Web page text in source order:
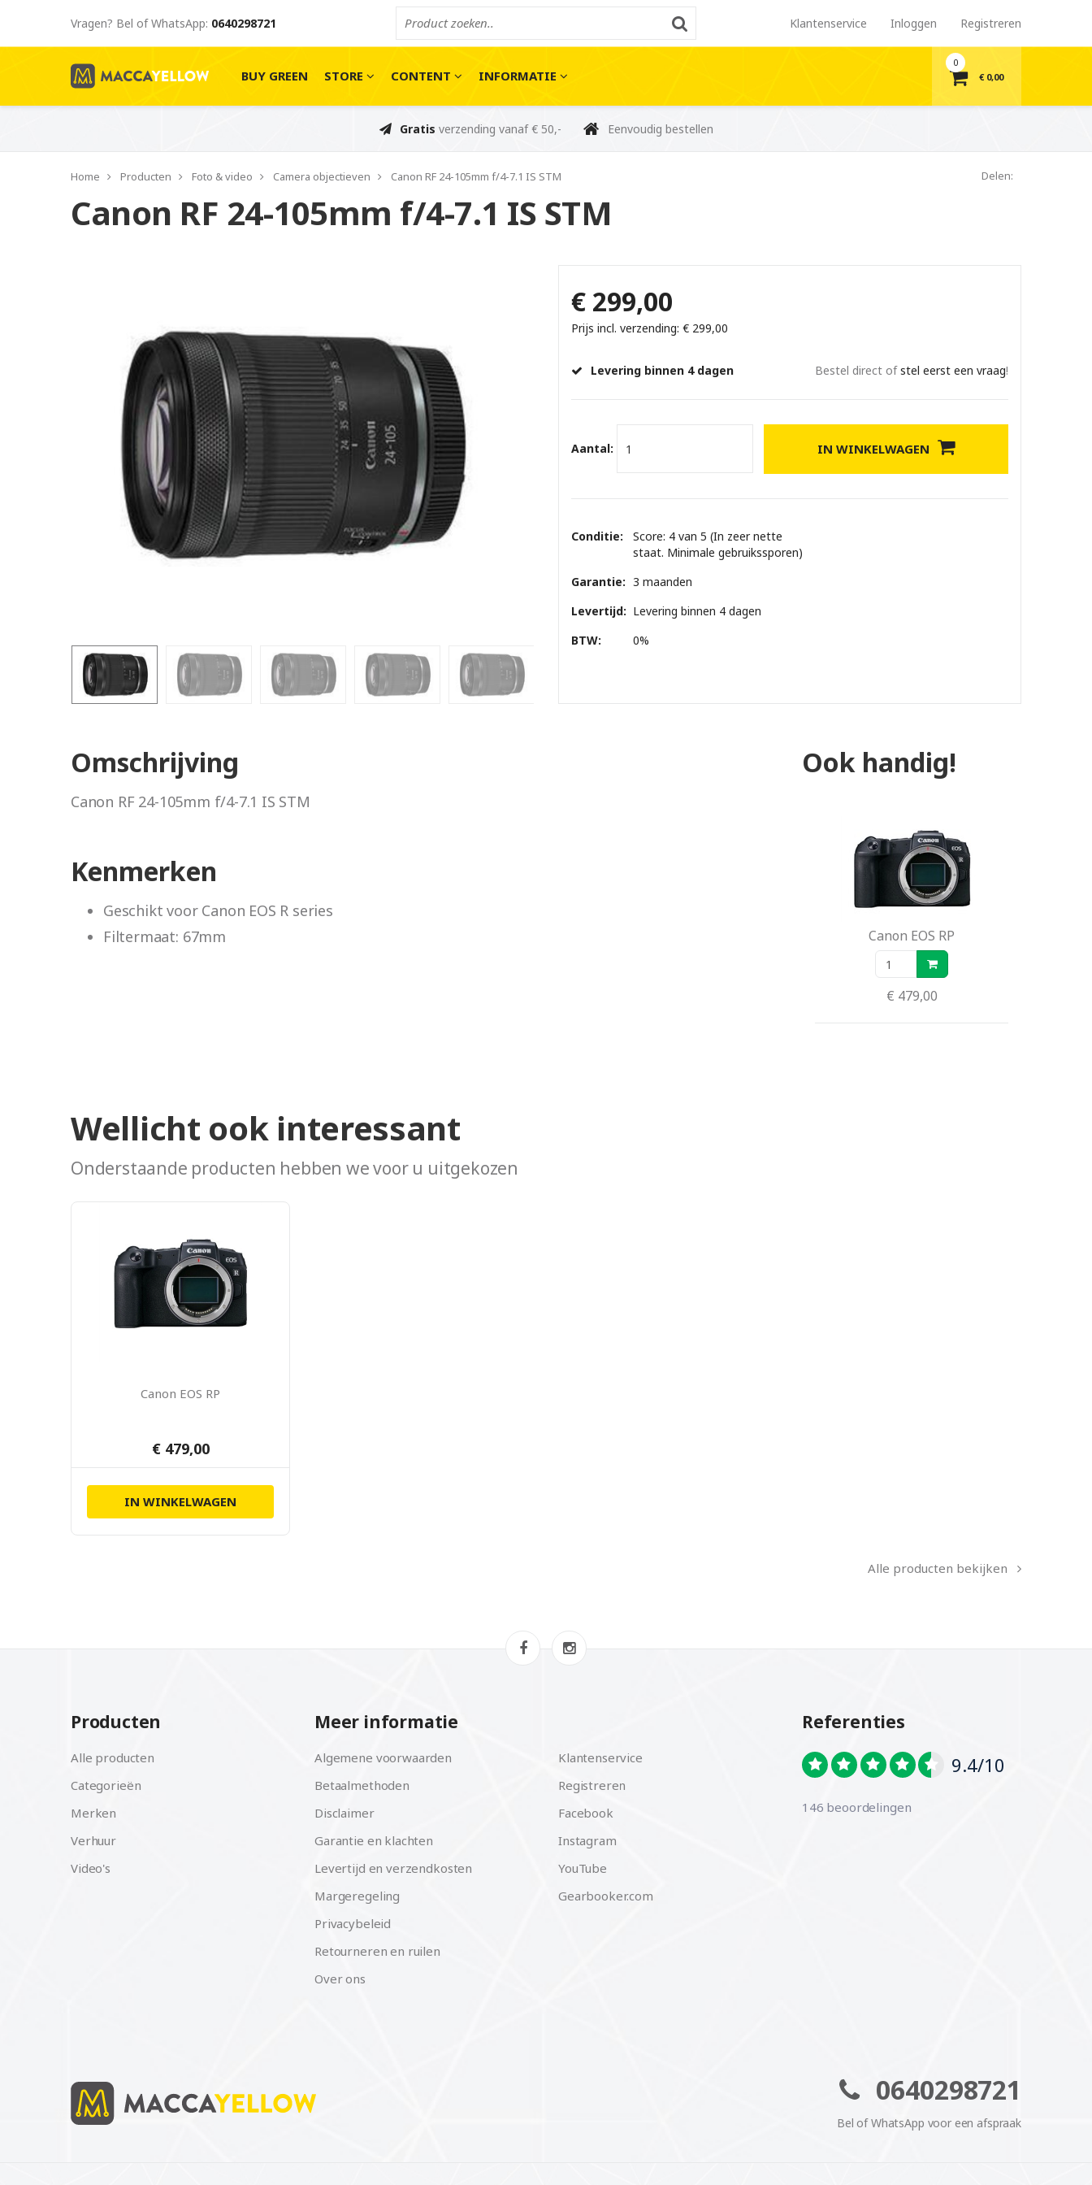
Vragen? Bel of WhatsApp: 0640298721 Klantenservice Inloggen Registreren
BUY GREEN STORE CONTENT INFORMATIE
0
€ 0,00
Gratis verzending vanaf € 50,- Eenvoudig bestellen
Home Producten Foto & video Camera objectieven Canon RF 24-105mm f/4-7.1 IS STM Delen:
Canon RF 24-105mm f/4-7.1 IS STM
€ 299,00
Prijs incl. verzending: € 299,00
Levering binnen 4 dagen Bestel direct ofstel eerst een vraag!
Aantal: IN WINKELWAGEN
Conditie:
Score: 4 van 5 (In zeer nette
staat. Minimale gebruikssporen)
Garantie: 3 maanden
Levertijd: Levering binnen 4 dagen
BTW:
0%
Omschrijving
Canon RF 24-105mm f/4-7.1 IS STM
Kenmerken
Geschikt voor Canon EOS R series
Filtermaat: 67mm
Ook handig!
Canon EOS RP
€ 479,00
Wellicht ook interessant
Onderstaande producten hebben we voor u uitgekozen
Canon EOS RP
€ 479,00
IN WINKELWAGEN
Alle producten bekijken
Producten
Alle producten
Categorieën
Merken
Verhuur
Video's
Meer informatie
Algemene voorwaarden
Betaalmethoden
Disclaimer
Garantie en klachten
Levertijd en verzendkosten
Margeregeling
Privacybeleid
Retourneren en ruilen
Over ons
Klantenservice
Registreren
Facebook
Instagram
YouTube
Gearbooker.com
Referenties
9.4/10
146 beoordelingen
0640298721
Bel of WhatsApp voor een afspraak